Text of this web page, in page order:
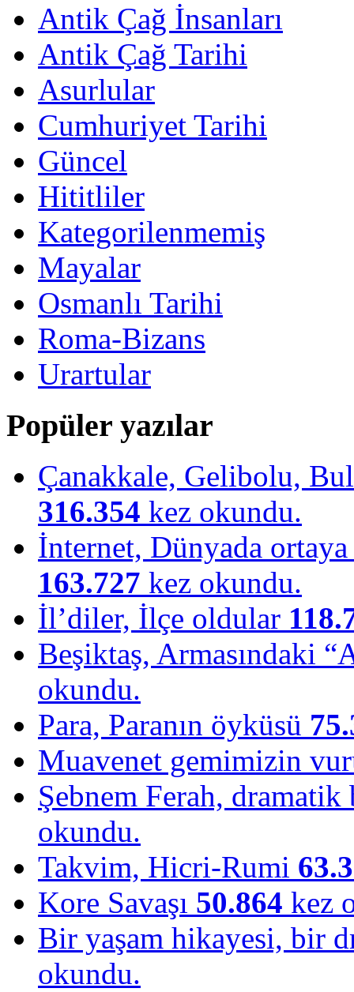
Antik Çağ İnsanları
Antik Çağ Tarihi
Asurlular
Cumhuriyet Tarihi
Güncel
Hititliler
Kategorilenmemiş
Mayalar
Osmanlı Tarihi
Roma-Bizans
Urartular
Popüler yazılar
Çanakkale, Gelibolu,
316.354 kez okundu.
İnternet, Dünyada
163.727 kez okundu.
İl’diler, İlçe oldular
Beşiktaş, Armasındaki
okundu.
Para, Paranın öyküsü
Muavenet gemimizin
Şebnem Ferah,
okundu.
Takvim, Hicri-Rumi
Kore Savaşı 50.864 kez
Bir yaşam hikayesi, bir
okundu.